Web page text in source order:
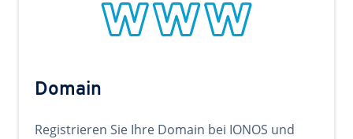
Domain
Registrieren Sie Ihre Domain bei IONOS und